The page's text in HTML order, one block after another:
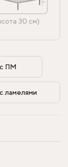
30 см)
с ПМ